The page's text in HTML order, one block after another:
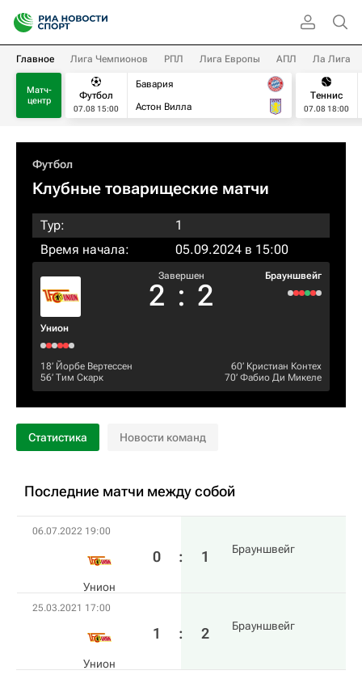
Главное Лига Чемпионов РПЛ Лига Европы АПЛ Ла Лига
Матч-
центр
Футбол
07.08 15:00
Бавария
Астон Вилла
Теннис
07.08 18:00
Футбол
Клубные товарищеские матчи
Тур:
1
Время начала:
05.09.2024 в 15:00
Унион
Завершен
2 : 2
Брауншвейг
18‎’‎ Йорбе Вертессен
56‎’‎ Тим Скарк
60‎’‎ Кристиан Контех
70‎’‎ Фабио Ди Микеле
Статистика Новости команд
Последние матчи между собой
06.07.2022 19:00
Унион
0 : 1 Брауншвейг
25.03.2021 17:00
Унион
1 : 2 Брауншвейг